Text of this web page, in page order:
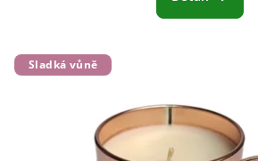
Sladká vůně